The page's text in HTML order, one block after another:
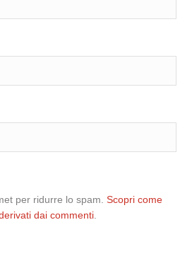
per ridurre lo spam.Scopri come
dai commenti